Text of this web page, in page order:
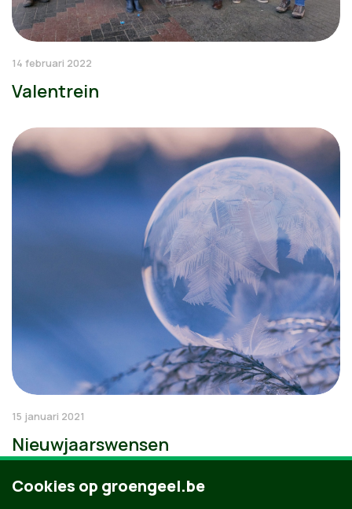
14 februari 2022
Valentrein
15 januari 2021
Nieuwjaarswensen
Cookies op groengeel.be